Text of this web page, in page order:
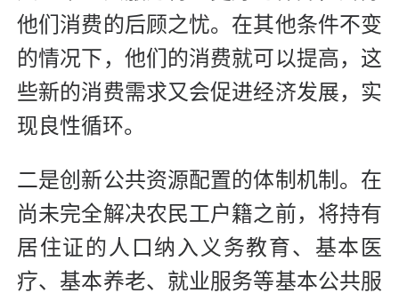
他们消费的后顾之忧。在其他条件不变
的情况下，他们的消费就可以提高，这
些新的消费需求又会促进经济发展，实
现良性循环。
二是创新公共资源配置的体制机制。在
尚未完全解决农民工户籍之前，将持有
居住证的人口纳入义务教育、基本医
疗、基本养老、就业服务等基本公共服